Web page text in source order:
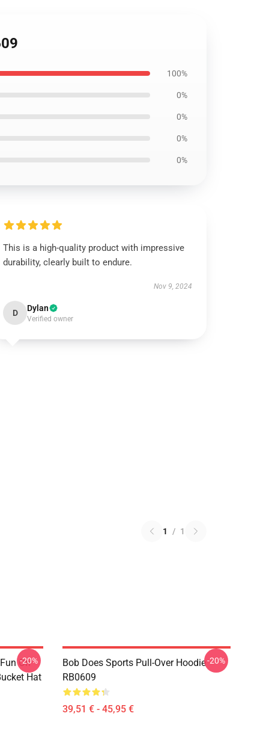
100%
0%
0%
0%
0%
This is a high-quality product with impressive
durability, clearly built to endure.
Nov 9, 2024
D Dylan
Verified owner
1 / 1
On
Hat
-20%
Bob Does Sports Pull-Over Hoodie
RB0609
39,51 € - 45,95 €
-20%